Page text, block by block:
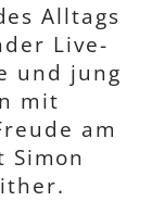
Alltags
Live-
und jung
mit
am
Simon